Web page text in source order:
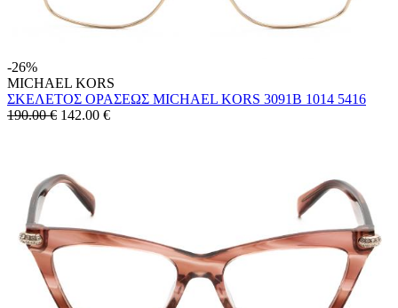
-26%
MICHAEL KORS
ΣΚΕΛΕΤΟΣ ΟΡΑΣΕΩΣ MICHAEL KORS 3091B 1014 5416
190.00 € 142.00 €